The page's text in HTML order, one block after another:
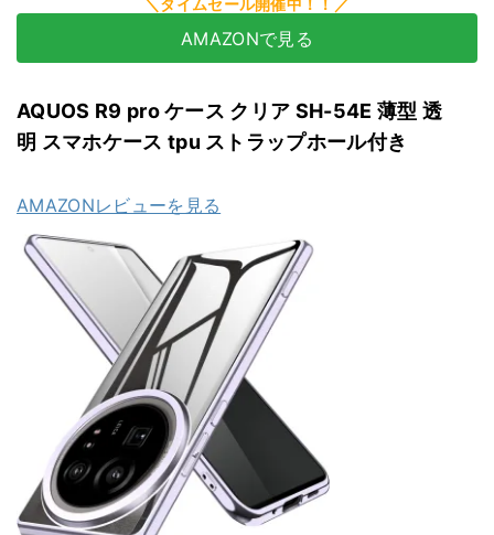
AMAZONで見る
AQUOS R9 pro ケース クリア SH-54E 薄型 透
明 スマホケース tpu ストラップホール付き
AMAZONレビューを見る